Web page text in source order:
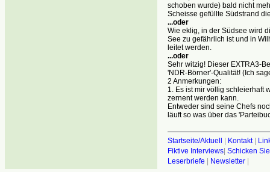
schoben wurde) bald nicht
Scheisse gefüllte Südstrand
...oder
Wie eklig, in der Südsee wird
See zu gefährlich ist und in
leitet werden.
...oder
Sehr witzig! Dieser EXTRA3-
'NDR-Börner'-Qualität! (Ich
2 Anmerkungen:
1. Es ist mir völlig schleierhaft
zernent werden kann.
Entweder sind seine Chefs
läuft so was über das
Startseite/Aktuell | Kontakt|
Fiktive Interviews| Schicken
Leserbriefe | Newsletter|